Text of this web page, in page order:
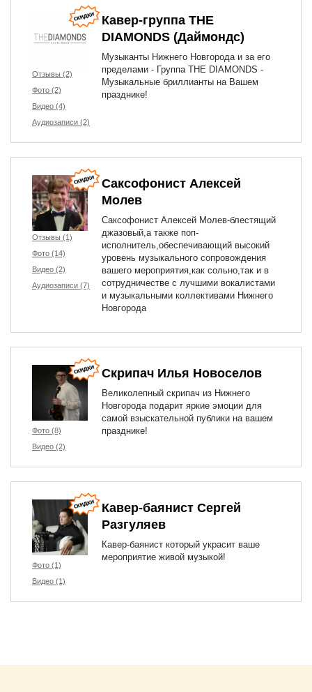
Отзывы (2)
Фото (2)
Видео (4)
Аудиозаписи (2)
Кавер-группа THE
DIAMONDS (Даймондс)
Музыканты Нижнего Новгорода и за его
пределами - Группа THE DIAMONDS -
Музыкальные бриллианты на Вашем
празднике!
Отзывы (1)
Фото (14)
Видео (2)
Аудиозаписи (7)
Саксофонист Алексей
Молев
Саксофонист Алексей Молев-блестящий
джазовый,а также поп-
исполнитель,обеспечивающий высокий
уровень музыкального сопровождения
вашего мероприятия,как сольно,так и в
сотрудничестве с лучшими вокалистами
и музыкальными коллективами Нижнего
Новгорода
Фото (8)
Видео (2)
Скрипач Илья Новоселов
Великолепный скрипач из Нижнего
Новгорода подарит яркие эмоции для
самой взыскательной публики на вашем
празднике!
Фото (1)
Видео (1)
Кавер-баянист Сергей
Разгуляев
Кавер-баянист который украсит ваше
мероприятие живой музыкой!